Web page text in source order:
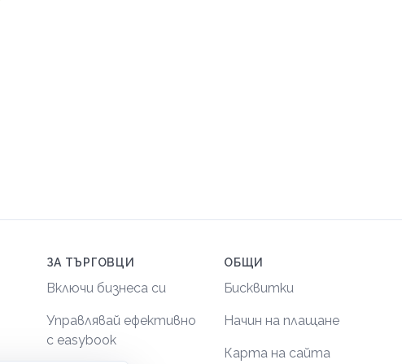
ЗА ТЪРГОВЦИ
Включи бизнеса си
Управлявай ефективно
с easybook
ОБЩИ
Бисквитки
Начин на плащане
Карта на сайта